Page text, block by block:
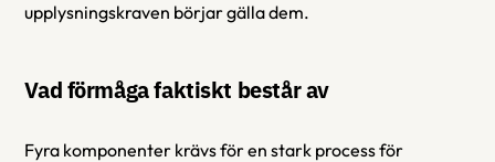
upplysningskraven börjar gälla dem.
Vad förmåga faktiskt består av
Fyra komponenter krävs för en stark process för